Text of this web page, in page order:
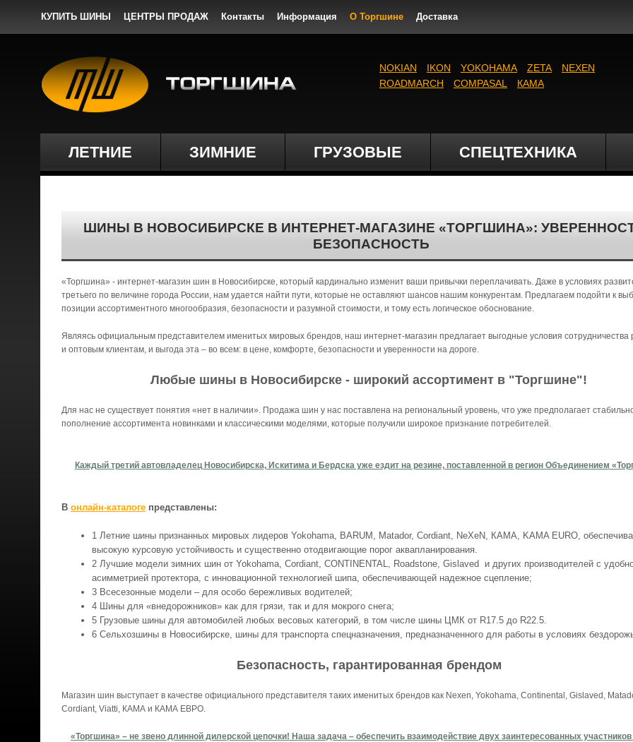
КУПИТЬ ШИНЫ ЦЕНТРЫ ПРОДАЖ Контакты Информация О Торгшине Доставка
ЛЕТНИЕ ЗИМНИЕ ГРУЗОВЫЕ СПЕЦТЕХНИКА
NOKIAN IKON YOKOHAMA ZETA
NEXEN
ROADMARCH
COMPASAL КАМА
ШИНЫ В НОВОСИБИРСКЕ В ИНТЕРНЕТ-МАГАЗИНЕ «ТОРГШИНА»:
БЕЗОПАСНОСТЬ
«Торгшина» - интернет-магазин шин в Новосибирске, который кардинально изменит ваши привычки переплачивать. Даже в условиях
третьего по величине города России, нам удается найти пути, которые не оставляют шансов нашим конкурентам. Предлагаем подойти к
позиции ассортиментного многообразия, безопасности и разумной стоимости, и тому есть логическое обоснование.
Являясь официальным представителем именитых мировых брендов, наш интернет-магазин предлагает выгодные условия сотрудничества
и оптовым клиентам, и выгода эта – во всем: в цене, комфорте, безопасности и уверенности на дороге.
Любые шины в Новосибирске - широкий ассортимент в "Торгшине"!
Для нас не существует понятия «нет в наличии». Продажа шин у нас поставлена на региональный уровень, что уже предполагает
пополнение ассортимента новинками и классическими моделями, которые получили широкое признание потребителей.
Каждый третий автовладелец Новосибирска, Искитима и Бердска уже ездит на резине, поставленной в регион Объединением
В онлайн-каталоге представлены:
Летние шины признанных мировых лидеров Yokohama, BARUM, Matador, Cordiant, NeXeN, КАМА, KAMA EURO,
высокую курсовую устойчивость и существенно отодвигающие порог аквапланирования.
Лучшие модели зимних шин от Yokohama, Cordiant, CONTINENTAL, Roadstone, Gislaved и других производителей с
асимметрией протектора, с инновационной технологией шипа, обеспечивающей надежное сцепление;
Всесезонные модели – для особо бережливых водителей;
Шины для «внедорожников» как для грязи, так и для мокрого снега;
Грузовые шины для автомобилей любых весовых категорий, в том числе шины ЦМК от R17.5 до R22.5.
Сельхозшины в Новосибирске, шины для транспорта спецназначения, предназначенного для работы в условиях
Безопасность, гарантированная брендом
Магазин шин выступает в качестве официального представителя таких именитых брендов как Nexen, Yokohama, Continental, Gislaved,
Cordiant, Viatti, КАМА и КАМА ЕВРО.
«Торгшина» – не звено длинной дилерской цепочки! Наша задача – обеспечить взаимодействие двух заинтересованных